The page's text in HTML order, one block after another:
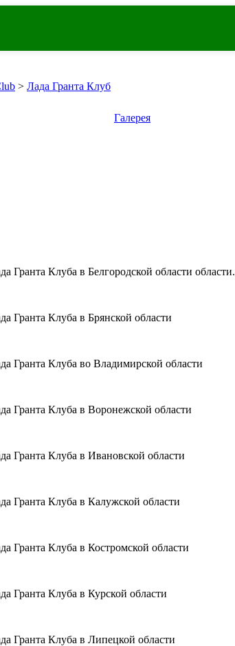
> Лада Гранта Клуб
Галерея
Гранта Клуба в Белгородской области области.
Гранта Клуба в Брянской области
Гранта Клуба во Владимирской области
Гранта Клуба в Воронежской области
Гранта Клуба в Ивановской области
Гранта Клуба в Калужской области
Гранта Клуба в Костромской области
Гранта Клуба в Курской области
Гранта Клуба в Липецкой области